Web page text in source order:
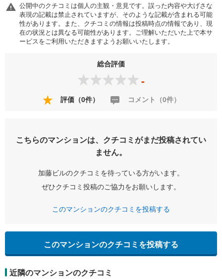
公開中のクチコミは個人の主観・意見です。誤った内容や大げさな
表現の記載は禁止されていますが、そのような記載が含まれる可能
性があります。また、クチコミの情報は投稿時点の情報であり、現
在の状況とは異なる可能性があります。ご理解いただいた上で本サ
ービスをご利用いただきますようお願いいたします。
総合評価
-
評価（0件） コメント（0件）
こちらのマンションは、クチコミがまだ投稿されてい
ません。
加藤ビルのクチコミを待っている方がいます。
ぜひクチコミ投稿のご協力をお願いします。
このマンションのクチコミを投稿する
このマンションのクチコミを投稿する
近隣のマンションのクチコミ